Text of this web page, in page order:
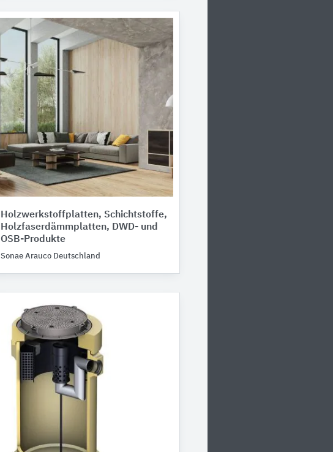
Holzwerkstoffplatten, Schichtstoffe,
Holzfaserdämmplatten, DWD- und
OSB-Produkte
Sonae Arauco Deutschland